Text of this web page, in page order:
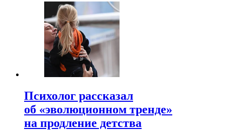
Психолог рассказал
об «эволюционном тренде»
на продление детства